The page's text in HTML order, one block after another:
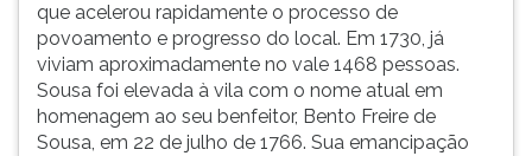
menu
principal
pressione
que acelerou rapidamente o processo de
povoamento e progresso do local. Em 1730, já
viviam aproximadamente no vale 1468 pessoas.
Sousa foi elevada à vila com o nome atual em
homenagem ao seu benfeitor, Bento Freire de
Sousa, em 22 de julho de 1766. Sua emancipação